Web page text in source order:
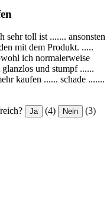
toll ist ....... ansonsten
mit dem Produkt. .....
ich normalerweise
und stumpf ......
kaufen ...... schade .......
Ja (4) Nein (3)